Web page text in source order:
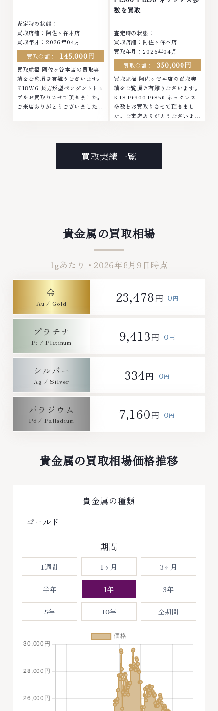
～19:00定休日: 年中無休
さい。TEL: 0120-959-764営
業時間: 10:00～19:00定休日: 年
査定時の状態：
買取店舗：阿佐ヶ谷本店
買取年月：2026年04月
買取金額：
145,000円
買取虎福 阿佐ヶ谷本店の買取実
績をご覧頂き有難うございます。
K18WG 長方形型ペンダントトッ
プをお買取りさせて頂きました。
ご来店ありがとうございました。
ら、お任せくださいなかでも金・
プラチナ等のアクセサリー・貴金
属・宝石・ダイヤモンド・ジュエ
リーや ブランド品・時計等は特
ており、他店ではお値段の付かな
かったお品物でも、一点一点丁寧
959-764営業時間: 10:00～
数を買取
査定時の状態：
買取店舗：阿佐ヶ谷本店
買取年月：2026年04月
買取金額：
350,000円
買取虎福 阿佐ヶ谷本店の買取実
績をご覧頂き有難うございます。
K18 Pt900 Pt850 ネックレス
多数をお買取りさせて頂きまし
た。ご来店ありがとうございまし
ブランド衣類 お酒買取りのこと
なら、お任せくださいなかでも
金・プラチナ等のアクセサリー・
貴金属・宝石・ダイヤモンド・ジ
計、多くのお品物の高価買取りを
実現しており、他店ではお値段の
軽にご連絡ください。TEL:
買取実績一覧
貴金属の買取相場
1gあたり・2026年8月9日 時点
金 23,478円 0円
プラチナ 9,413円 0円
シルバー 334円 0円
パラジウム 7,160円 0円
貴金属の買取相場価格推移
貴金属の種類
期間
1週間 1ヶ月 3ヶ月
半年 1年 3年
5年 10年 全期間